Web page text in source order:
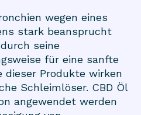
wegen eines
stark beansprucht
seine
für eine sanfte
dieser Produkte wirken
Schleimlöser. CBD Öl
angewendet werden